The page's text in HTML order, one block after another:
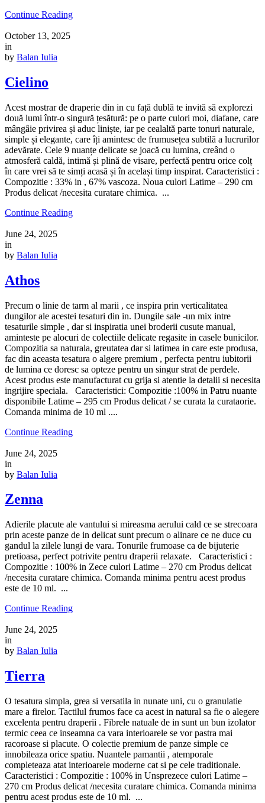
Continue Reading
October 13, 2025
in
by Balan Iulia
Cielino
Acest mostrar de draperie din in cu față dublă te invită să explorezi
două lumi într-o singură țesătură: pe o parte culori moi, diafane, care
mângâie privirea și aduc liniște, iar pe cealaltă parte tonuri naturale,
simple și elegante, care îți amintesc de frumusețea subtilă a lucrurilor
adevărate. Cele 9 nuanțe delicate se joacă cu lumina, creând o
atmosferă caldă, intimă și plină de visare, perfectă pentru orice colț
în care vrei să te simți acasă și în același timp inspirat. Caracteristici :
Compozitie : 33% in , 67% vascoza. Noua culori Latime – 290 cm
Produs delicat /necesita curatare chimica. ...
Continue Reading
June 24, 2025
in
by Balan Iulia
Athos
Precum o linie de tarm al marii , ce inspira prin verticalitatea
dungilor ale acestei tesaturi din in. Dungile sale -un mix intre
tesaturile simple , dar si inspiratia unei broderii cusute manual,
aminteste pe alocuri de colectiile delicate regasite in casele bunicilor.
Compozitia sa naturala, greutatea dar si latimea in care este produsa,
fac din aceasta tesatura o algere premium , perfecta pentru iubitorii
de lumina ce doresc sa opteze pentru un singur strat de perdele.
Acest produs este manufacturat cu grija si atentie la detalii si necesita
ingrijire speciala. Caracteristici: Compozitie :100% in Patru nuante
disponibile Latime – 295 cm Produs delicat / se curata la curataorie.
Comanda minima de 10 ml ....
Continue Reading
June 24, 2025
in
by Balan Iulia
Zenna
Adierile placute ale vantului si mireasma aerului cald ce se strecoara
prin aceste panze de in delicat sunt precum o alinare ce ne duce cu
gandul la zilele lungi de vara. Tonurile frumoase ca de bijuterie
pretioasa, perfect potrivite pentru draperii relaxate. Caracteristici :
Compozitie : 100% in Zece culori Latime – 270 cm Produs delicat
/necesita curatare chimica. Comanda minima pentru acest produs
este de 10 ml. ...
Continue Reading
June 24, 2025
in
by Balan Iulia
Tierra
O tesatura simpla, grea si versatila in nunate uni, cu o granulatie
mare a firelor. Tactilul frumos face ca acest in natural sa fie o alegere
excelenta pentru draperii . Fibrele natuale de in sunt un bun izolator
termic ceea ce inseamna ca vara interioarele se vor pastra mai
racoroase si placute. O colectie premium de panze simple ce
innobileaza orice spatiu. Nuantele pamantii , atemporale
completeaza atat interioarele moderne cat si pe cele traditionale.
Caracteristici : Compozitie : 100% in Unsprezece culori Latime –
270 cm Produs delicat /necesita curatare chimica. Comanda minima
pentru acest produs este de 10 ml. ...